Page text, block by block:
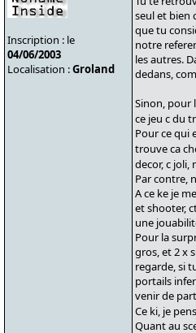
Inscription : le
04/06/2003
Localisation :Groland
seul et bien
que tu
notre
les autres.
dedans,
Sinon, pour
ce jeu c du
Pour ce qui
trouve ca
decor, c
Par contre,
A ce ke je
et shooter,
une
Pour la
gros, et 2 x
regarde, si
portails
venir de
Ce ki, je
Quant au